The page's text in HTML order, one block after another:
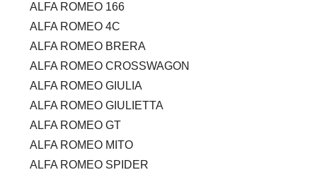
ALFA ROMEO 166
ALFA ROMEO 4C
ALFA ROMEO BRERA
ALFA ROMEO CROSSWAGON
ALFA ROMEO GIULIA
ALFA ROMEO GIULIETTA
ALFA ROMEO GT
ALFA ROMEO MITO
ALFA ROMEO SPIDER